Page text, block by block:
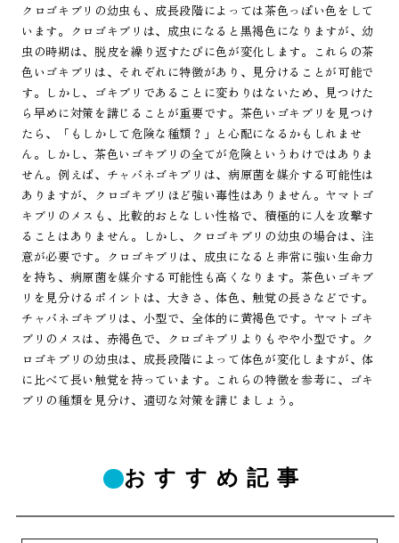
クロゴキブリの幼虫も、成長段階によっては茶色っぽい色をして
います。クロゴキブリは、成虫になると黒褐色になりますが、幼
虫の時期は、脱皮を繰り返すたびに色が変化します。これらの茶
色いゴキブリは、それぞれに特徴があり、見分けることが可能で
す。しかし、ゴキブリであることに変わりはないため、見つけた
ら早めに対策を講じることが重要です。茶色いゴキブリを見つけ
たら、「もしかして危険な種類？」と心配になるかもしれませ
ん。しかし、茶色いゴキブリの全てが危険というわけではありま
せん。例えば、チャバネゴキブリは、病原菌を媒介する可能性は
ありますが、クロゴキブリほど強い毒性はありません。ヤマトゴ
キブリのメスも、比較的おとなしい性格で、積極的に人を攻撃す
ることはありません。しかし、クロゴキブリの幼虫の場合は、注
意が必要です。クロゴキブリは、成虫になると非常に強い生命力
を持ち、病原菌を媒介する可能性も高くなります。茶色いゴキブ
リを見分けるポイントは、大きさ、体色、触覚の長さなどです。
チャバネゴキブリは、小型で、全体的に黄褐色です。ヤマトゴキ
ブリのメスは、赤褐色で、クロゴキブリよりもやや小型です。ク
ロゴキブリの幼虫は、成長段階によって体色が変化しますが、体
に比べて長い触覚を持っています。これらの特徴を参考に、ゴキ
ブリの種類を見分け、適切な対策を講じましょう。
おすすめ記事